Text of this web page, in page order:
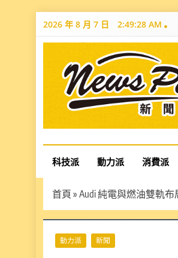
Skip
2026 年 8 月 7 日 2:49:30 AM
News
最有料的新聞
科技派 動力派 消費派
首頁 » Audi 純電與燃油雙軌布
動力派 新聞